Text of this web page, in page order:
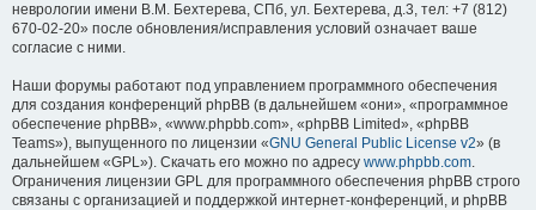
неврологии имени В.М. Бехтерева, СПб, ул. Бехтерева, д.3, тел: +7 (812)
670-02-20» после обновления/исправления условий означает ваше
согласие с ними.
Наши форумы работают под управлением программного обеспечения
для создания конференций phpBB (в дальнейшем «они», «программное
обеспечение phpBB», «www.phpbb.com», «phpBB Limited», «phpBB
Teams»), выпущенного по лицензии «GNU General Public License v2» (в
дальнейшем «GPL»). Скачать его можно по адресу www.phpbb.com.
Ограничения лицензии GPL для программного обеспечения phpBB строго
связаны с организацией и поддержкой интернет-конференций, и phpBB